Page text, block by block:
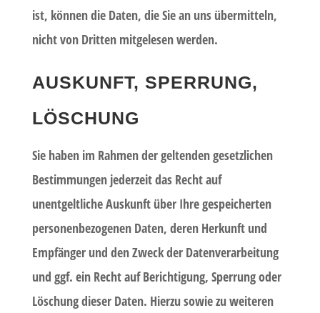
ist, können die Daten, die Sie an uns übermitteln,
nicht von Dritten mitgelesen werden.
AUSKUNFT, SPERRUNG,
LÖSCHUNG
Sie haben im Rahmen der geltenden gesetzlichen
Bestimmungen jederzeit das Recht auf
unentgeltliche Auskunft über Ihre gespeicherten
personenbezogenen Daten, deren Herkunft und
Empfänger und den Zweck der Datenverarbeitung
und ggf. ein Recht auf Berichtigung, Sperrung oder
Löschung dieser Daten. Hierzu sowie zu weiteren